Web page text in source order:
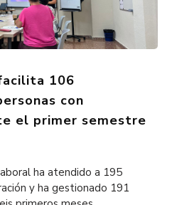
facilita 106
con
el primer semestre
ha atendido a 195
y ha gestionado 191